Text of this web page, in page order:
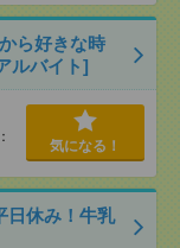
ら好きな時
ルバイト]
気になる！
日休み！牛乳